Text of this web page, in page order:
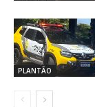
PLANTÃO